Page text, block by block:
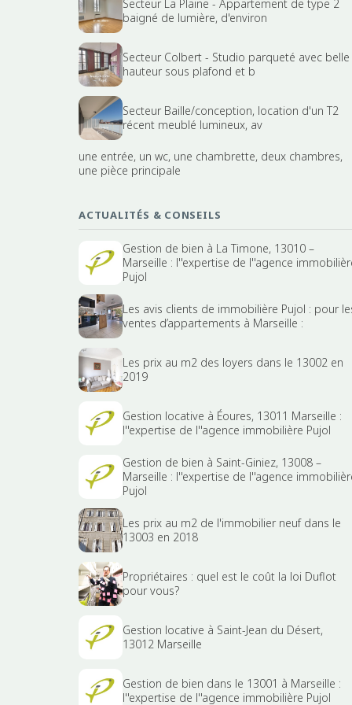
Secteur La Plaine - Appartement de type 2
baigné de lumière, d'environ
Secteur Colbert - Studio parqueté avec belle
hauteur sous plafond et b
Secteur Baille/conception, location d'un T2
récent meublé lumineux, av
une entrée, un wc, une chambrette, deux chambres,
une pièce principale
ACTUALITÉS & CONSEILS
Gestion de bien à La Timone, 13010 –
Marseille : l''expertise de l''agence
Pujol
Les avis clients de immobilière Pujol : pour
ventes d’appartements à Marseille :
Les prix au m2 des loyers dans le 13002 en
2019
Gestion locative à Éoures, 13011 Marseille :
l''expertise de l''agence immobilière Pujol
Gestion de bien à Saint-Giniez, 13008 –
Marseille : l''expertise de l''agence
Pujol
Les prix au m2 de l'immobilier neuf dans le
13003 en 2018
Propriétaires : quel est le coût la loi Duflot
pour vous?
Gestion locative à Saint-Jean du Désert,
13012 Marseille
Gestion de bien dans le 13001 à Marseille :
l''expertise de l''agence immobilière Pujol